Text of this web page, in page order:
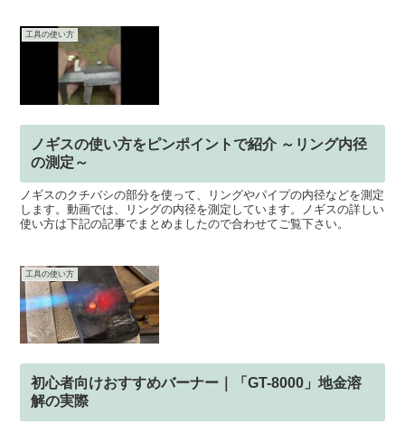
工具の使い方
ノギスの使い方をピンポイントで紹介 ～リング内径
の測定～
ノギスのクチバシの部分を使って、リングやパイプの内径などを測定
します。動画では、リングの内径を測定しています。ノギスの詳しい
使い方は下記の記事でまとめましたので合わせてご覧下さい。
工具の使い方
初心者向けおすすめバーナー｜「GT-8000」地金溶
解の実際